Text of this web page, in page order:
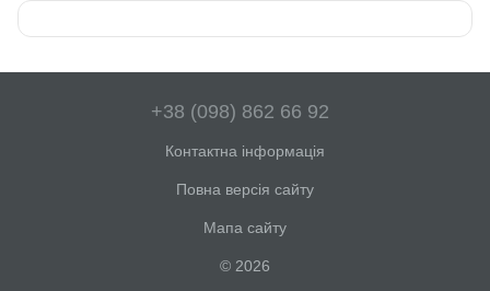
+38 (098) 862 66 92
Контактна інформація
Повна версія сайту
Мапа сайту
© 2026